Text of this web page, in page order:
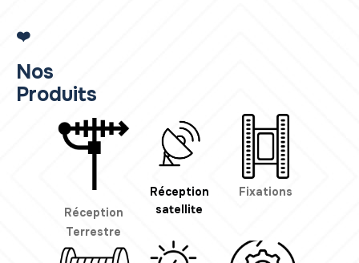
❤️
Nos
Produits
Réception
Terrestre
Réception
satellite
Fixations